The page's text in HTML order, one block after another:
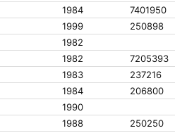
1984
7401950
1999
250898
1982
1982
7205393
1983
237216
1984
206800
1990
1988
250250